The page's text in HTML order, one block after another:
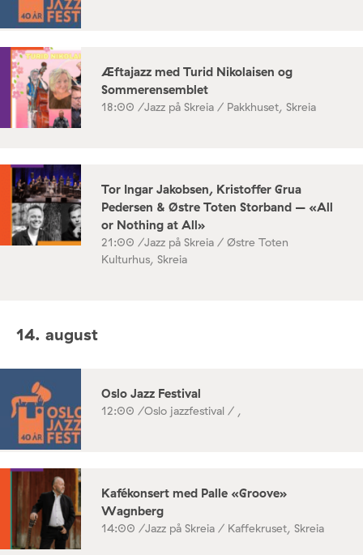
Æftajazz med Turid Nikolaisen og
Sommerensemblet
18:00 /Jazz på Skreia / Pakkhuset, Skreia
Tor Ingar Jakobsen, Kristoffer Grua
Pedersen & Østre Toten Storband – «All
or Nothing at All»
21:00 /Jazz på Skreia / Østre Toten
Kulturhus, Skreia
14. august
Oslo Jazz Festival
12:00 /Oslo jazzfestival / ,
Kafékonsert med Palle «Groove»
Wagnberg
14:00 /Jazz på Skreia / Kaffekruset, Skreia